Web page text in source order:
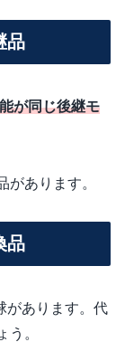
品
が同じ後継モ
があります。
品
があります。代
う。